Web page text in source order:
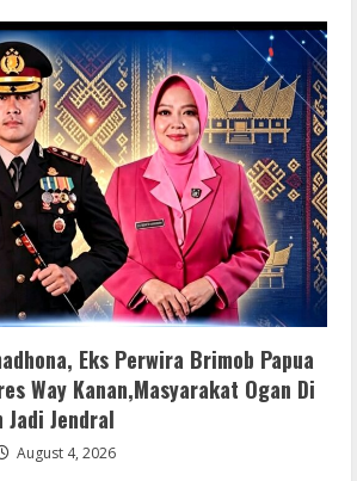
Eks Perwira Brimob Papua
Way Kanan,Masyarakat Ogan Di
Jadi Jendral
August 4, 2026